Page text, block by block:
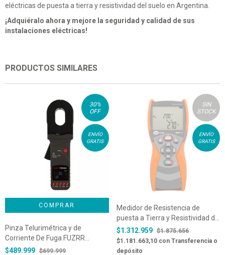
eléctricas de puesta a tierra y resistividad del suelo en Argentina.
¡Adquiéralo ahora y mejore la seguridad y calidad de sus
instalaciones eléctricas!
PRODUCTOS SIMILARES
30%
OFF
ENVÍO
GRATIS
Pinza Telurimétrica y de
Corriente De Fuga FUZRR
FR2000c+
$489.999 $699.999
SIN
STOCK
ENVÍO
GRATIS
Medidor de Resistencia de
puesta a Tierra y Resistividad de
suelo MRU-12
$1.312.959 $1.875.656
$1.181.663,10 con Transferencia o
depósito